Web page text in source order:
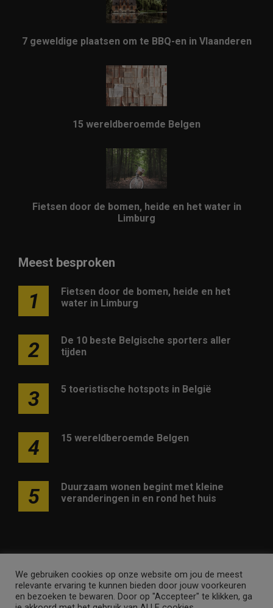
7 geweldige plaatsen om te BBQ-en in Vlaanderen
15 wereldberoemde Belgen
Fietsen door de bomen, heide en het water in
Limburg
Meest besproken
1
Fietsen door de bomen, heide en het
water in Limburg
2
De 10 beste Belgische sporters aller
tijden
3 5 toeristische hotspots in België
4 15 wereldberoemde Belgen
5
Duurzaam wonen begint met kleine
veranderingen in en rond het huis
Adverteren op deze website Contact
Disclaimer
Nieuwsbrief
Privacy
We gebruiken cookies op onze website om jou de meest
relevante ervaring te kunnen bieden door jouw voorkeuren
en bezoeken te bewaren. Door op "Accepteer" te klikken, ga